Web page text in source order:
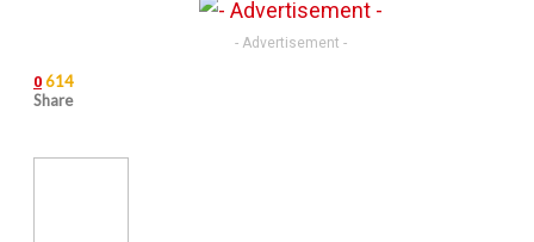
- Advertisement -
0 614
Share